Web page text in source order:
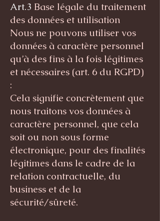
Art.3 Base légale du traitement
des données et utilisation
Nous ne pouvons utiliser vos
données à caractère personnel
qu’à des fins à la fois légitimes
et nécessaires (art. 6 du RGPD)
:
Cela signifie concrètement que
nous traitons vos données à
caractère personnel, que cela
soit ou non sous forme
électronique, pour des finalités
légitimes dans le cadre de la
relation contractuelle, du
business et de la
sécurité/sûreté.